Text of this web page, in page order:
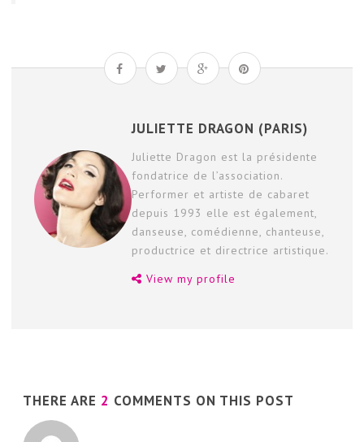
JULIETTE DRAGON (PARIS)
Juliette Dragon est la présidente
fondatrice de l’association.
Performer et artiste de cabaret
depuis 1993 elle est également,
danseuse, comédienne, chanteuse,
productrice et directrice artistique.
View my profile
THERE ARE 2 COMMENTS ON THIS POST